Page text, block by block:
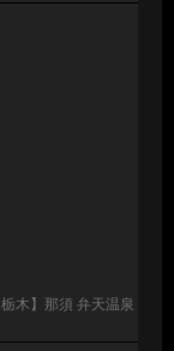
栃木】那須 弁天温泉